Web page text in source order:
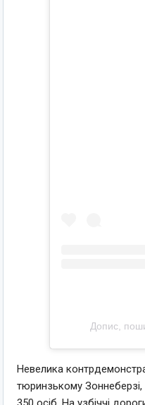
Допис,
Невелика
тюринзькому Зоннеберзі,